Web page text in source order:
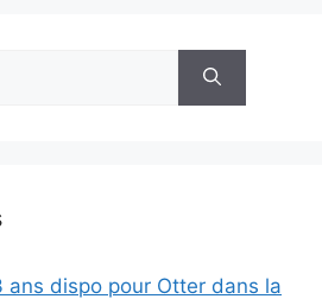
ans dispo pour Otter dans la